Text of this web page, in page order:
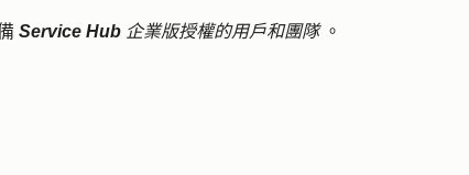
Service Hub 企業版授權的用戶和團隊 。